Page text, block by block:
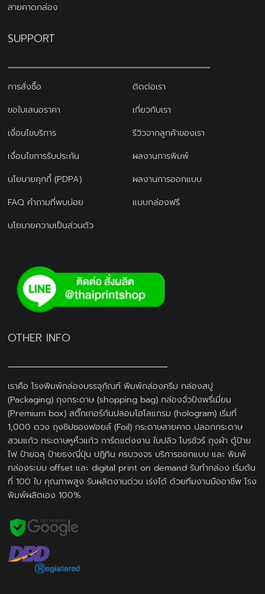
สายคาดกล่อง
SUPPORT
การสั่งซื้อ
ติดต่อเรา
ขอใบเสนอราคา
เกี่ยวกับเรา
เงื่อนไขบริการ
รีวิวจากลูกค้าของเรา
เงื่อนไขการรับประกัน
ผลงานการพิมพ์
นโยบายคุกกี้ (PDPA)
ผลงานการออกแบบ
FAQ คำถามที่พบบ่อย
แบบกล่องฟรี
นโยบายความเป็นส่วนตัว
OTHER INFO
เราคือ โรงพิมพ์กล่องบรรจุภัณฑ์ พิมพ์กล่องครีม กล่องสบู่
(Packaging) ถุงกระดาษ (shopping bag) กล่องจั่วปังพรี่เมี่ยม
(Premium box) สติ๊กเกอร์กันปลอมโฮโลแกรม (hologram) เริ่มที่
1,000 ดวง ถุงซิปซองฟอยล์ (Foil) กระดาษสายคาด ปลอกกระดาษ
สวมแก้ว กระดาษหูหิ้วแก้ว การ์ดแต่งงาน ใบปลิว โบรชัวร์ ถุงผ้า ตู้ป้าย
ไฟ ป้ายฉลุ ป้ายธงญี่ปุ่น ปฎิทิน ครบวงจร บริการออกแบบ และ พิมพ์
กล่องระบบ offset และ digital print on demand รับทำกล่อง เริ่มต้น
ที่ 100 ใบ คุณภาพสูง รับผลิตงานด่วน เร่งได้ ด้วยทีมงานมืออาชีพ โรง
พิมพ์ผลิตเอง 100%